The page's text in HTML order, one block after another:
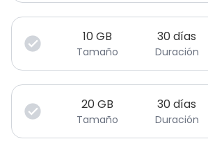
10GB
Tamaño
30 días
Duración
20GB
Tamaño
30 días
Duración